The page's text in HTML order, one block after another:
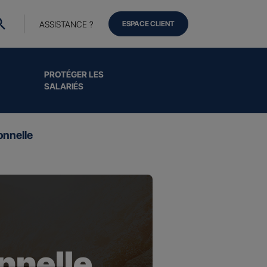
PROTÉGER LES
SALARIÉS
ASSISTANCE ? ESPACE CLIENT